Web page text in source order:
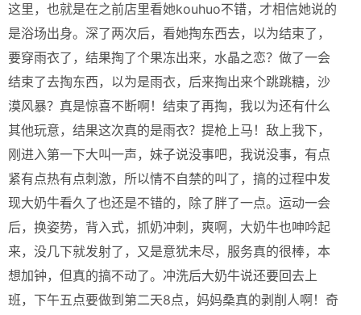
这里，也就是在之前店里看她kouhuo不错，才相信她说的
是浴场出身。深了两次后，看她掏东西去，以为结束了，
要穿雨衣了，结果掏了个果冻出来，水晶之恋？做了一会
结束了去掏东西，以为是雨衣，后来掏出来个跳跳糖，沙
漠风暴？真是惊喜不断啊！结束了再掏，我以为还有什么
其他玩意，结果这次真的是雨衣？提枪上马！敌上我下，
刚进入第一下大叫一声，妹子说没事吧，我说没事，有点
紧有点热有点刺激，所以情不自禁的叫了，搞的过程中发
现大奶牛看久了也还是不错的，除了胖了一点。运动一会
后，换姿势，背入式，抓奶冲刺，爽啊，大奶牛也呻吟起
来，没几下就发射了，又是意犹未尽，服务真的很棒，本
想加钟，但真的搞不动了。冲洗后大奶牛说还要回去上
班，下午五点要做到第二天8点，妈妈桑真的剥削人啊！奇